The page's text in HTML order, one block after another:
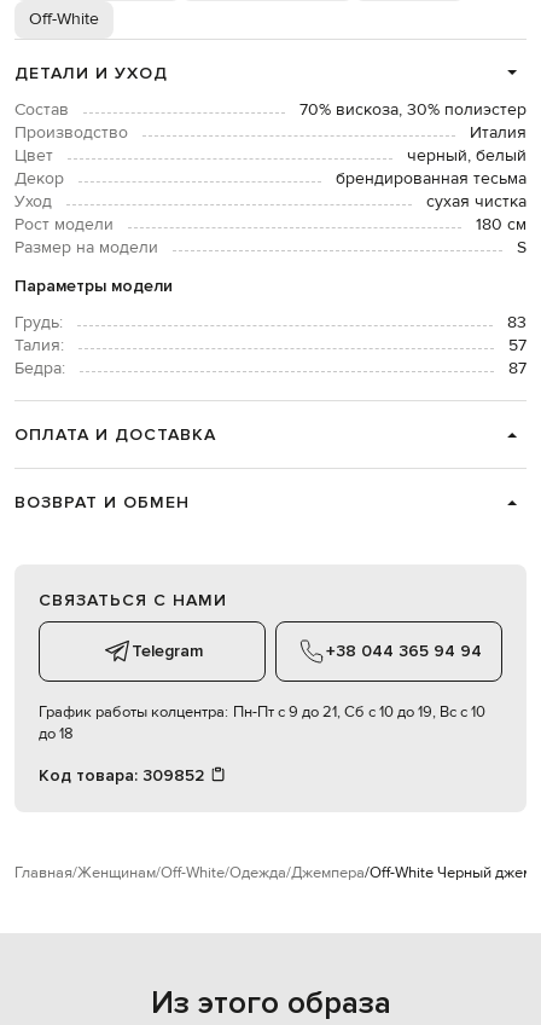
Off-White
ДЕТАЛИ И УХОД
Состав
70% вискоза, 30% полиэстер
Производство
Италия
Цвет
черный, белый
Декор
брендированная тесьма
Уход
сухая чистка
Рост модели
180 см
Размер на модели
S
Параметры модели
Грудь:
83
Талия:
57
Бедра:
87
ОПЛАТА И ДОСТАВКА
ВОЗВРАТ И ОБМЕН
СВЯЗАТЬСЯ С НАМИ
Telegram +38 044 365 94 94
График работы колцентра: Пн-Пт с 9 до 21, Сб с 10 до 19, Вс с 10
до 18
Код товара: 309852
Главная Женщинам Off-White Одежда Джемпера Off-White Черный
Из этого образа